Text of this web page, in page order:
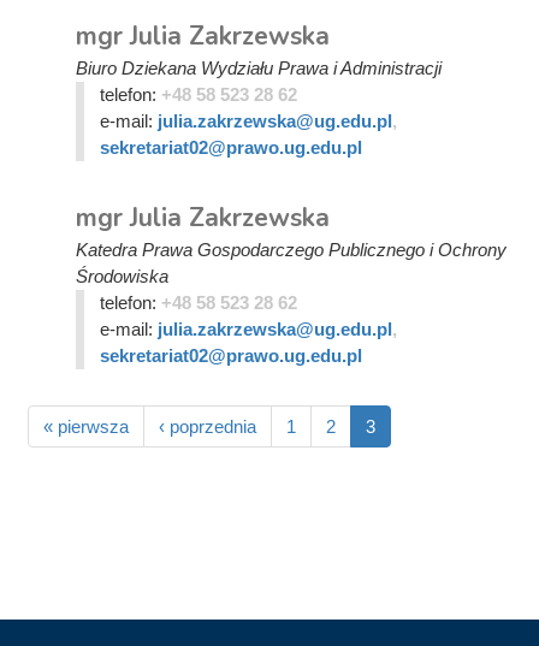
mgr Julia Zakrzewska
Biuro Dziekana Wydziału Prawa i Administracji
telefon: +48 58 523 28 62
e-mail: julia.zakrzewska@ug.edu.pl,
sekretariat02@prawo.ug.edu.pl
mgr Julia Zakrzewska
Katedra Prawa Gospodarczego Publicznego i Ochrony
Środowiska
telefon: +48 58 523 28 62
e-mail: julia.zakrzewska@ug.edu.pl,
sekretariat02@prawo.ug.edu.pl
« pierwsza ‹ poprzednia 1 2 3